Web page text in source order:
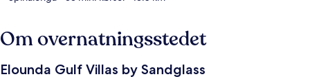
Om overnatningsstedet
Elounda Gulf Villas by Sandglass